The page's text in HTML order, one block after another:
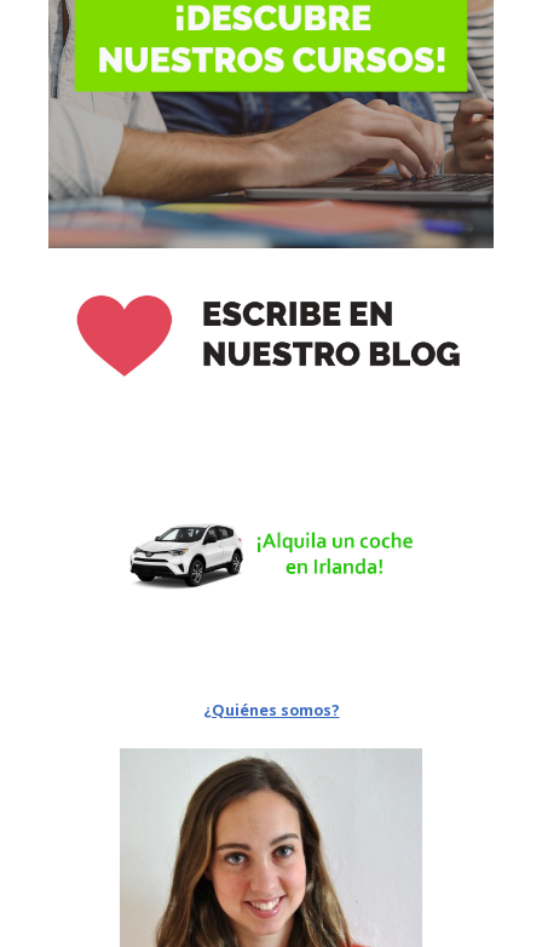
¿Quiénes somos?